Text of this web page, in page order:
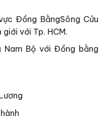
Đồng BằngSông Cửu
với Tp. HCM.
Bộ với Đồng bằng